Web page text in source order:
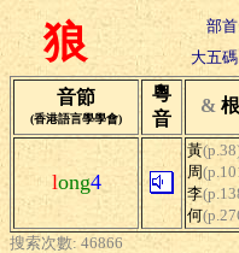
狼 部
大五
音節
(香港語言學學會)
粵
音
&
long4
黃
周
李
何
搜索次數: 46866